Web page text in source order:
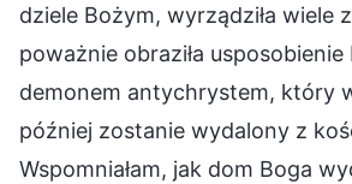
dziele Bożym, wyrządziła wiele
poważnie obraziła usposobienie
demonem antychrystem, który
później zostanie wydalony z
Wspomniałam, jak dom Boga